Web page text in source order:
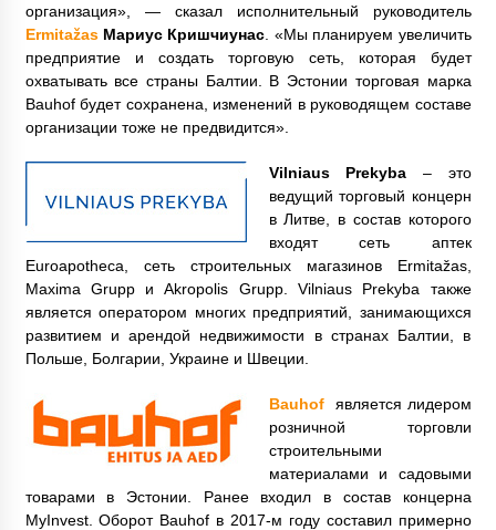
организация», — сказал исполнительный руководитель
ErmitažasМариус Кришчиунас . «Мы планируем увеличить
предприятие и создать торговую сеть, которая будет
охватывать все страны Балтии. В Эстонии торговая марка
Bauhof будет сохранена, изменений в руководящем составе
организации тоже не предвидится».
Vilniaus Prekyba – это
ведущий торговый концерн
в Литве, в состав которого
входят сеть аптек
Euroapotheca, сеть строительных магазинов Ermitažas,
Maxima Grupp и Akropolis Grupp. Vilniaus Prekyba также
является оператором многих предприятий, занимающихся
развитием и арендой недвижимости в странах Балтии, в
Польше, Болгарии, Украине и Швеции.
Bauhof
является лидером
розничной торговли
строительными
материалами и садовыми
товарами в Эстонии. Ранее входил в состав концерна
MyInvest. Оборот Bauhof в 2017-м году составил примерно